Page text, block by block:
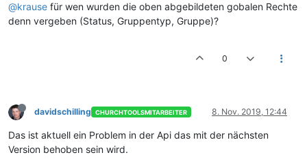
@krause für wen wurden die oben abgebildeten gobalen Rechte
denn vergeben (Status, Gruppentyp, Gruppe)?
0
davidschilling CHURCHTOOLSMITARBEITER 8. Nov. 2019, 12:44
Das ist aktuell ein Problem in der Api das mit der nächsten
Version behoben sein wird.